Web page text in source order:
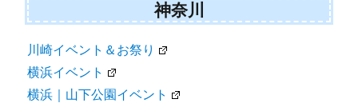
神奈川
川崎イベント＆お祭り
横浜イベント
横浜｜山下公園イベント